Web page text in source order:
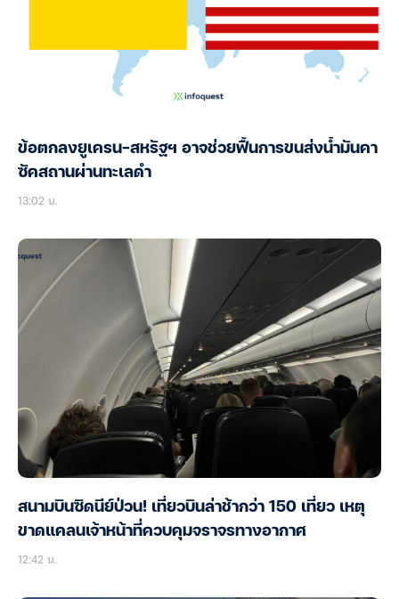
ข้อตกลงยูเครน-สหรัฐฯ อาจช่วยฟื้นการขนส่งน้ำมันคา
ซัคสถานผ่านทะเลดำ
13:02 น.
สนามบินซิดนีย์ป่วน! เที่ยวบินล่าช้ากว่า 150 เที่ยว เหตุ
ขาดแคลนเจ้าหน้าที่ควบคุมจราจรทางอากาศ
12:42 น.